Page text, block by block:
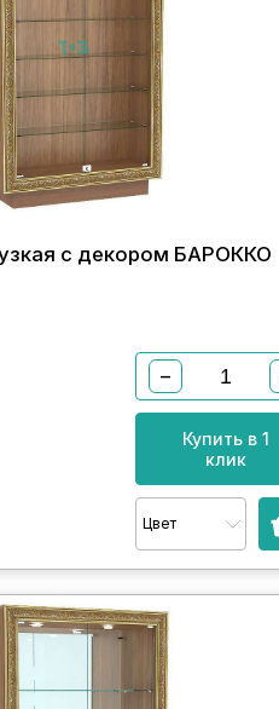
с декором БАРОККО
−
Купить в 1
клик
Цвет